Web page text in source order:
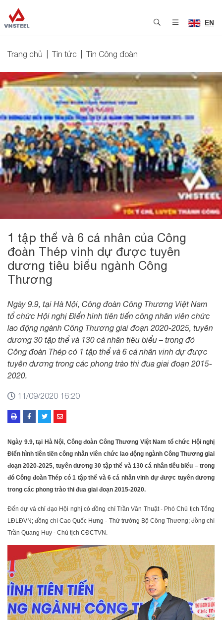
EN
Trang chủ Tin tức Tin Công đoàn
1 tập thể và 6 cá nhân của Công
đoàn Thép vinh dự được tuyên
dương tiêu biểu ngành Công
Thương
Ngày 9.9, tại Hà Nội, Công đoàn Công Thương Việt Nam
tổ chức Hội nghị Điển hình tiên tiến công nhân viên chức
lao động ngành Công Thương giai đoạn 2020-2025, tuyên
dương 30 tập thể và 130 cá nhân tiêu biểu – trong đó
Công đoàn Thép có 1 tập thể và 6 cá nhân vinh dự được
tuyên dương trong các phong trào thi đua giai đoạn 2015-
2020.
11/09/2020 16:20
Ngày 9.9, tại Hà Nội, Công đoàn Công Thương Việt Nam tổ chức Hội nghị
Điển hình tiên tiến công nhân viên chức lao động ngành Công Thương giai
đoạn 2020-2025, tuyên dương 30 tập thể và 130 cá nhân tiêu biểu – trong
đó Công đoàn Thép có 1 tập thể và 6 cá nhân vinh dự được tuyên dương
trong các phong trào thi đua giai đoạn 2015-2020.
Đến dự và chỉ đạo Hội nghị có đồng chí Trần Văn Thuật - Phó Chủ tịch Tổng
LĐLĐVN; đồng chí Cao Quốc Hưng - Thứ trưởng Bộ Công Thương; đồng chí
Trần Quang Huy - Chủ tịch CĐCTVN.